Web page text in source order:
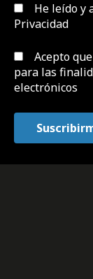
He leído y
Privacidad
Acepto
para las
electrónicos